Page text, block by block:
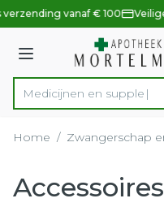
Ga naar de inhoud
1 van 1vanaf € 100
Menu
Product, merk,
Medi
Home / Zwangerschap
Accessoires